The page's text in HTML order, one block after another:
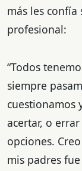
más les
profesional:
“Todos
siempre
cuestionamos
acertar, o
opciones.
mis padres